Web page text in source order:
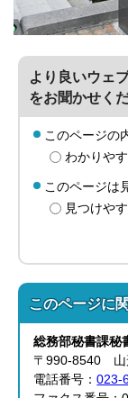
より良いウェ
をお聞かせく
このページの
わかりや
このページは
見つけや
このページに
総務部秘書課秘
〒990-8540 山
電話番号：023-